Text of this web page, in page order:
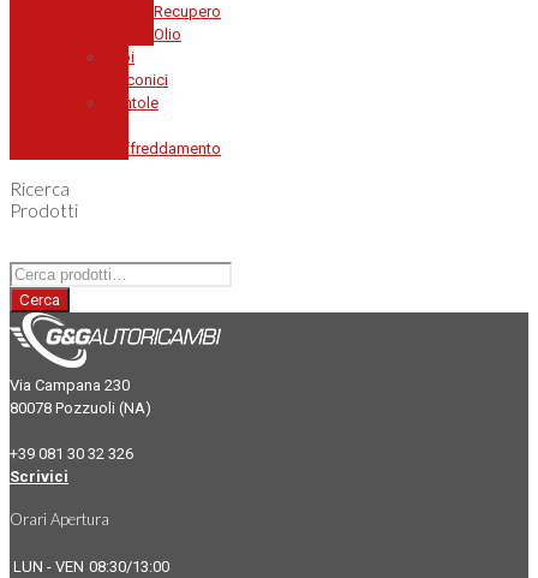
Recupero
Olio
Tubi
Siliconici
Ventole
Raffreddamento
Ricerca
Prodotti
Cerca
Via Campana 230
80078 Pozzuoli (NA)
+39 081 30 32 326
Scrivici
Orari Apertura
LUN - VEN 08:30/13:00